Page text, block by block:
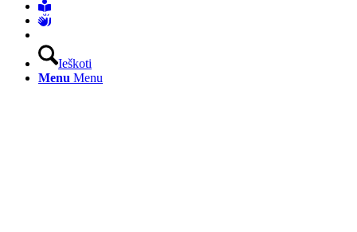
Ieškoti
Menu Menu